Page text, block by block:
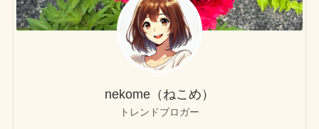
nekome（ねこめ）
トレンドブロガー